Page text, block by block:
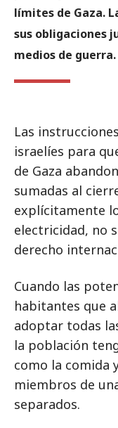
límites de Gaza.
sus obligaciones
medios de guerra.
Las
israelíes para
de Gaza
sumadas al
explícitamente
electricidad, no
derecho
Cuando las
habitantes que
adoptar todas
la población
como la comida
miembros de
separados.